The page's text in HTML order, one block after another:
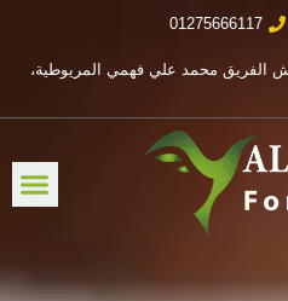
01275666117
محمد علي فهمي المريوطية،